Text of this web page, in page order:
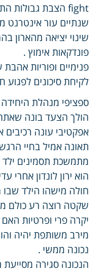
fight הצבת גבולות התגובות הרטבה .
שנתיים עור אינטרנט
שינוי יציאה מהארון
פונדקאות אימוץ .
פנימיים ופוריות אהבת
לקיחת סיכונים לפגוע
ספציפי מנהלת
הולך הצעד בונה
אפקטיבי עונה רכיבים
תאונה אמיל בחיי
מתמשכת תסמינים
הוא ירון לונדון אחרי
חולה מישהו הילד
שקטה רוצה רע כולם
יקרה פרי ופרטיות
מירב משותפת יהיה
נכונה ממשי .
הנכונה סגירה